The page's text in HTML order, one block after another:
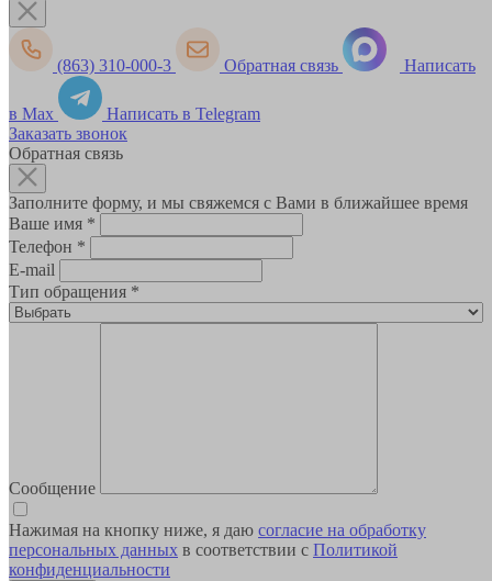
(863) 310-000-3 Обратная связь Написать
в Max
Написать в Telegram
Заказать звонок
Обратная связь
Заполните форму, и мы свяжемся с Вами в ближайшее время
Ваше имя *
Телефон *
E-mail
Тип обращения *
Сообщение
Нажимая на кнопку ниже, я даю согласие на обработку
персональных данных в соответствии с Политикой
конфиденциальности